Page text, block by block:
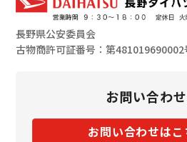
長野県公安委員会
古物商許可証番号：第481019690002
お問い合わ
お問い合わせはこ